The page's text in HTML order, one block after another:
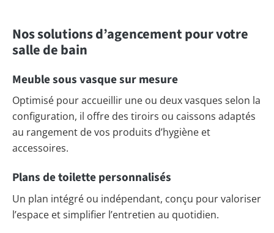
Nos solutions d’agencement pour votre
salle de bain
Meuble sous vasque sur mesure
Optimisé pour accueillir une ou deux vasques selon la
configuration, il offre des tiroirs ou caissons adaptés
au rangement de vos produits d’hygiène et
accessoires.
Plans de toilette personnalisés
Un plan intégré ou indépendant, conçu pour valoriser
l’espace et simplifier l’entretien au quotidien.